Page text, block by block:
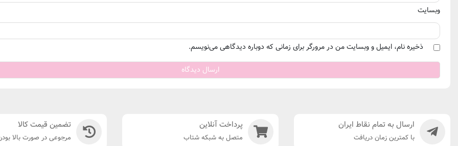
وبسایت
ذخیره نام، ایمیل و وبسایت من در مرورگر برای زمانی که دوباره دیدگاهی می‌نویسم.
ارسال به تمام نقاط ایران
با کمترین زمان دریافت
پرداخت آنلاین
متصل به شبکه شتاب
تضمین قیمت کالا
مرجوعی در صورت بالا